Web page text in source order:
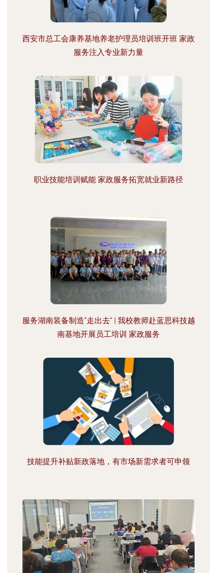
西安市总工会康养基地养老护理员培训班开班 家政
服务注入专业新力量
职业技能培训赋能 家政服务拓宽就业新路径
服务湖南装备制造“走出去” | 我校教师赴蓝思科技越
南基地开展员工培训 家政服务
技能提升补贴新政落地，有市场新需求者可申领